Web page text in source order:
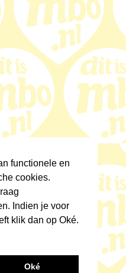
functionele en
cookies.
Indien je voor
klik dan op Oké.
Oké